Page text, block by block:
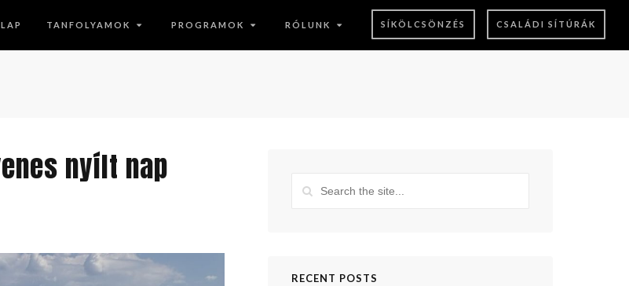
TANFOLYAMOK PROGRAMOK RÓLUNK SÍKÖLCSÖNZÉS CSALÁDI SÍTÚRÁK
nyílt nap
RECENT POSTS